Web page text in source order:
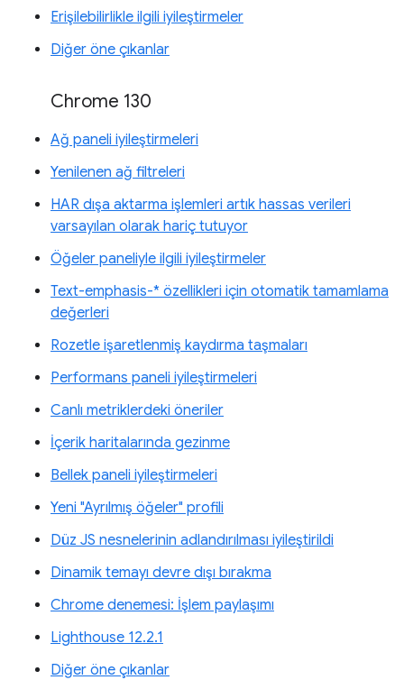
Erişilebilirlikle ilgili iyileştirmeler
Diğer öne çıkanlar
Chrome 130
Ağ paneli iyileştirmeleri
Yenilenen ağ filtreleri
HAR dışa aktarma işlemleri artık hassas verileri
varsayılan olarak hariç tutuyor
Öğeler paneliyle ilgili iyileştirmeler
Text-emphasis-* özellikleri için otomatik tamamlama
değerleri
Rozetle işaretlenmiş kaydırma taşmaları
Performans paneli iyileştirmeleri
Canlı metriklerdeki öneriler
İçerik haritalarında gezinme
Bellek paneli iyileştirmeleri
Yeni "Ayrılmış öğeler" profili
Düz JS nesnelerinin adlandırılması iyileştirildi
Dinamik temayı devre dışı bırakma
Chrome denemesi: İşlem paylaşımı
Lighthouse 12.2.1
Diğer öne çıkanlar